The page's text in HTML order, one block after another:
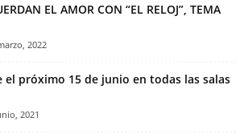
EL AMOR CON “EL RELOJ”, TEMA
2022
el próximo 15 de junio en todas las salas
2021